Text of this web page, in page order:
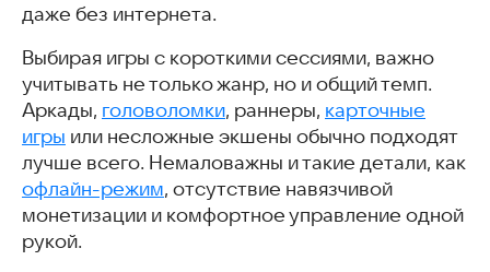
даже без интернета.
Выбирая игры с короткими сессиями, важно
учитывать не только жанр, но и общий темп.
Аркады, головоломки, раннеры, карточные
игры или несложные экшены обычно подходят
лучше всего. Немаловажны и такие детали, как
офлайн-режим, отсутствие навязчивой
монетизации и комфортное управление одной
рукой.